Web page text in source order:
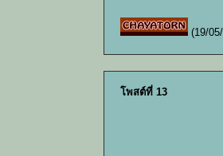
(19/
โพสต์ที่ 13